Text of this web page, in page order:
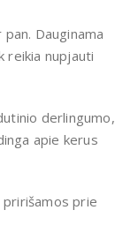
Dauginama
reikia nupjauti
derlingumo,
apie kerus
prie